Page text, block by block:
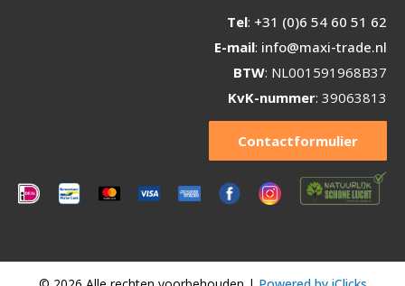
Tel: +31 (0)6 54 60 51 62
E-mail: info@maxi-trade.nl
BTW: NL001591968B37
KvK-nummer: 39063813
Contactformulier